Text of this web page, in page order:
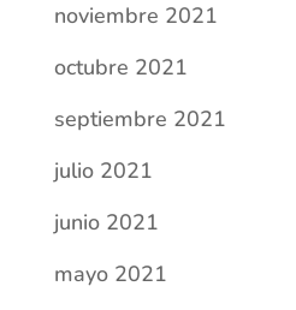
noviembre 2021
octubre 2021
septiembre 2021
julio 2021
junio 2021
mayo 2021